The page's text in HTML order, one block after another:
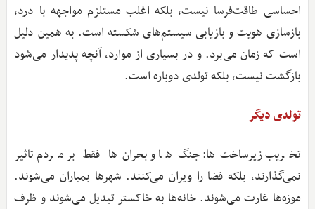
احساسی طاقت‌فرسا نیست، بلکه اغلب مستلزم مواجهه با درد،
بازسازی هویت و بازیابی سیستم‌های شکسته است. به همین دلیل
است که زمان می‌برد. و در بسیاری از موارد، آنچه پدیدار می‌شود
بازگشت نیست، بلکه تولدی دوباره است.
تولدی دیگر
تخریب زیرساخت‌ها: جنگ‌ها و بحران‌ها فقط بر مردم تاثیر
نمی‌گذارند، بلکه فضا را ویران می‌کنند. شهرها بمباران می‌شوند.
موزه‌ها غارت می‌شوند. خانه‌ها به خاکستر تبدیل می‌شوند و ظرف